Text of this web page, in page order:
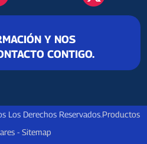
Y NOS
CONTIGO.
Los Derechos Reservados.Productos
- Sitemap